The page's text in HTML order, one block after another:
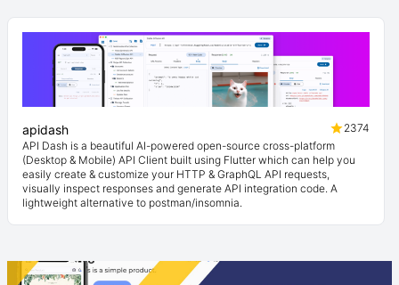
apidash
2374
API Dash is a beautiful AI-powered open-source cross-platform
(Desktop & Mobile) API Client built using Flutter which can help you
easily create & customize your HTTP & GraphQL API requests,
visually inspect responses and generate API integration code. A
lightweight alternative to postman/insomnia.